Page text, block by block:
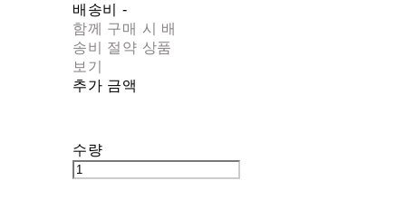
배송비 -
함께 구매 시 배
송비 절약 상품
보기
추가 금액
수량